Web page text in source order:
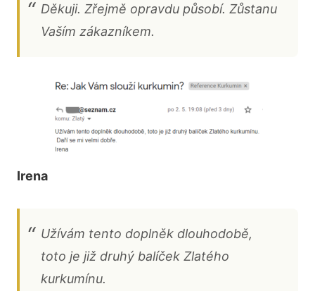
Děkuji. Zřejmě opravdu působí. Zůstanu
Vaším zákazníkem.
Irena
Užívám tento doplněk dlouhodobě,
toto je již druhý balíček Zlatého
kurkumínu.